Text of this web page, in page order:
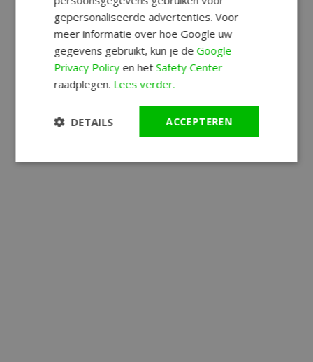
gepersonaliseerde advertenties. Voor
meer informatie over hoe Google uw
gegevens gebruikt, kun je deGoogle
Privacy Policyen hetSafety Center
raadplegen. Lees verder.
ACCEPTEREN
DETAILS